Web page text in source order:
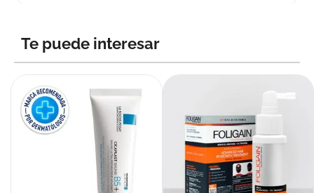
Te puede interesar